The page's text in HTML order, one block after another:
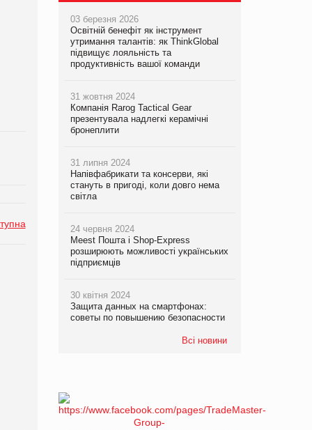
03 березня 2026
Освітній бенефіт як інструмент
утримання талантів: як ThinkGlobal
підвищує лояльність та
продуктивність вашої команди
31 жовтня 2024
Компанія Rarog Tactical Gear
презентувала надлегкі керамічні
бронеплити
31 липня 2024
Напівфабрикати та консерви, які
стануть в пригоді, коли довго нема
світла
24 червня 2024
Meest Пошта і Shop-Express
розширюють можливості українських
підприємців
30 квітня 2024
Защита данных на смартфонах:
советы по повышению безопасности
Всі новини